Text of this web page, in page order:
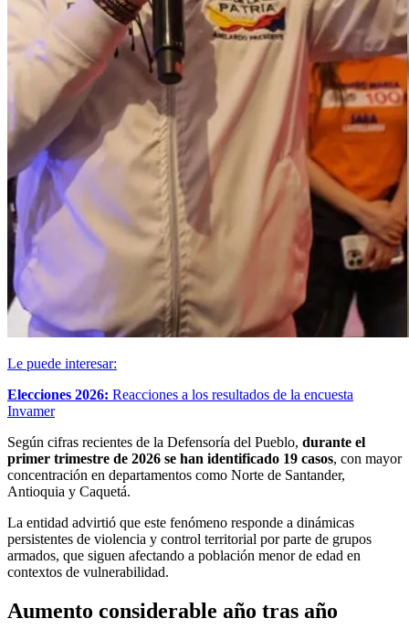
Le puede interesar:
Elecciones 2026: Reacciones a los resultados de la encuesta
Invamer
Según cifras recientes de la Defensoría del Pueblo, durante el
primer trimestre de 2026 se han identificado 19 casos, con mayor
concentración en departamentos como Norte de Santander,
Antioquia y Caquetá.
La entidad advirtió que este fenómeno responde a dinámicas
persistentes de violencia y control territorial por parte de grupos
armados, que siguen afectando a población menor de edad en
contextos de vulnerabilidad.
Aumento considerable año tras año